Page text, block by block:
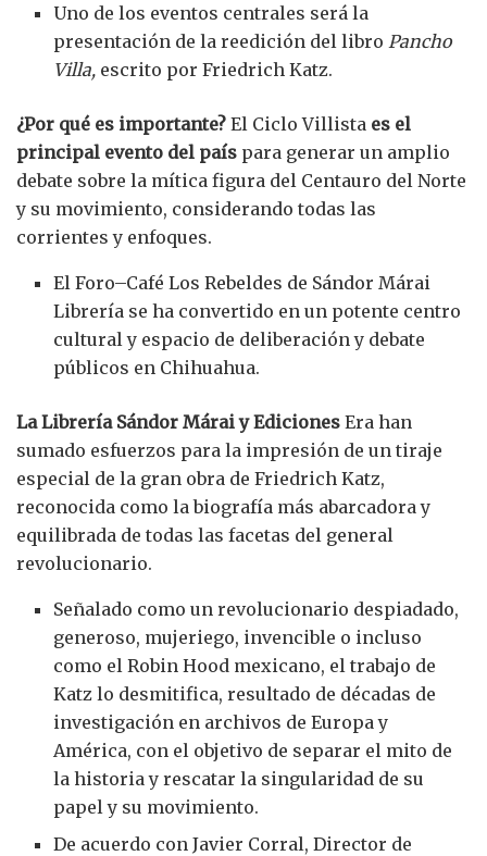
Uno de los eventos centrales será la
presentación de la reedición del libro Pancho
Villa, escrito por Friedrich Katz.
¿Por qué es importante? El Ciclo Villista es el
principal evento del país para generar un amplio
debate sobre la mítica figura del Centauro del Norte
y su movimiento, considerando todas las
corrientes y enfoques.
El Foro–Café Los Rebeldes de Sándor Márai
Librería se ha convertido en un potente centro
cultural y espacio de deliberación y debate
públicos en Chihuahua.
La Librería Sándor Márai y Ediciones Era han
sumado esfuerzos para la impresión de un tiraje
especial de la gran obra de Friedrich Katz,
reconocida como la biografía más abarcadora y
equilibrada de todas las facetas del general
revolucionario.
Señalado como un revolucionario despiadado,
generoso, mujeriego, invencible o incluso
como el Robin Hood mexicano, el trabajo de
Katz lo desmitifica, resultado de décadas de
investigación en archivos de Europa y
América, con el objetivo de separar el mito de
la historia y rescatar la singularidad de su
papel y su movimiento.
De acuerdo con Javier Corral, Director de